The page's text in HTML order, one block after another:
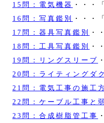
15問：電気機器
・・・
16問：写真鑑別
・・・
17問：器具写真鑑別
・
18問：工具写真鑑別
・
19問：リングスリーブ
20問：ライティングダ
21問：電気工事の施工
22問：ケーブル工事と
23問：合成樹脂管工事